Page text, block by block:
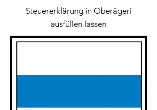
Steuererklärung in Oberägeri
ausfüllen lassen